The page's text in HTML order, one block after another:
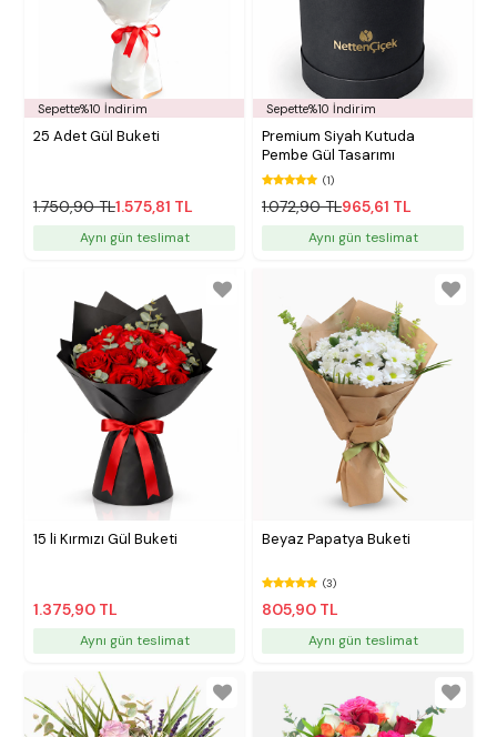
Sepette%10 İndirim
25 Adet Gül Buketi
1.750,90 TL1.575,81 TL
Aynı gün teslimat
Sepette%10 İndirim
Premium Siyah Kutuda
Pembe Gül Tasarımı
(1)
1.072,90 TL965,61 TL
Aynı gün teslimat
15 li Kırmızı Gül Buketi
1.375,90 TL
Aynı gün teslimat
Beyaz Papatya Buketi
(3)
805,90 TL
Aynı gün teslimat